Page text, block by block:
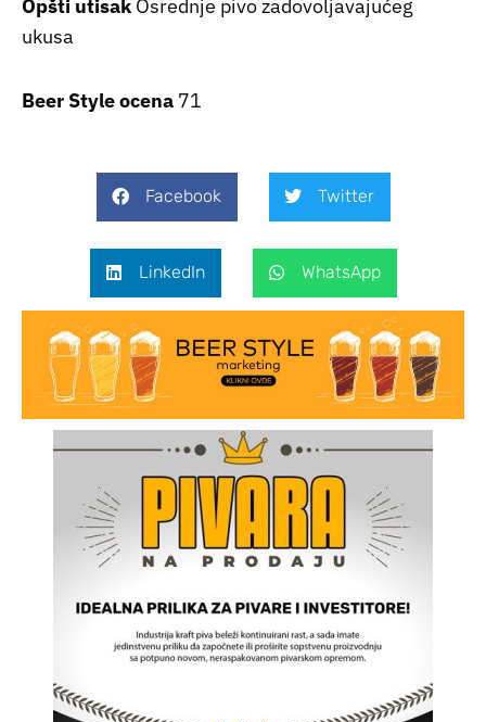
Opšti utisakOsrednje pivo zadovoljavajućeg
ukusa
Beer Style ocena 71
Facebook Twitter
LinkedIn WhatsApp